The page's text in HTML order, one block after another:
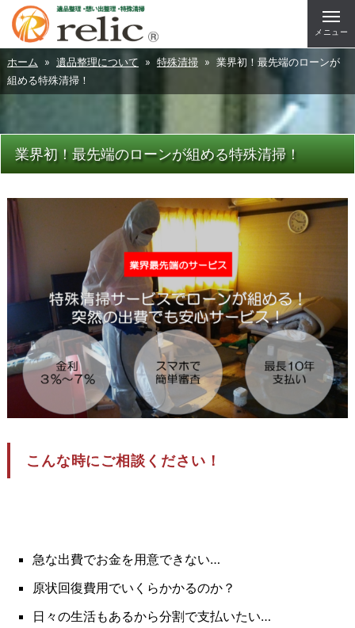
メニュー
ホーム » 遺品整理について » 特殊清掃» 業界初！最先端のローンが
組める特殊清掃！
業界初！最先端のローンが組める特殊清掃！
こんな時にご相談ください！
急な出費でお金を用意できない…
原状回復費用でいくらかかるのか？
日々の生活もあるから分割で支払いたい…